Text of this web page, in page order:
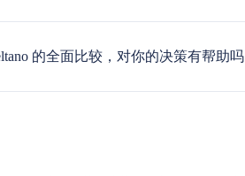
的全面比较，对你的决策有帮助